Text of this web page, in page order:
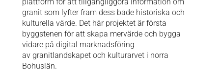
granit som lyfter fram dess både historiska och
kulturella värde. Det här projektet är första
byggstenen för att skapa mervärde och bygga
vidare på digital marknadsföring
av granitlandskapet och kulturarvet i norra
Bohuslän.